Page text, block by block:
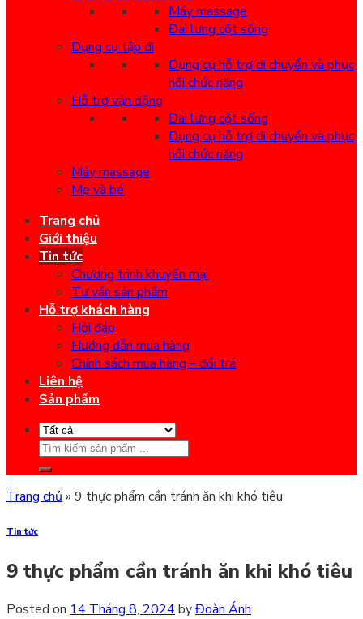
Máy massage
Đai lưng cột sống
Dụng cụ tập đi
Dụng cụ hỗ trợ di chuyển và phục
hồi chức năng
Hỗ trợ vận động
Đai lưng cột sống
Dụng cụ hỗ trợ di chuyển và phục
hồi chức năng
Máy massage
Mẹ và bé
Trang chủ
Giới thiệu
Tin tức
Chương trình khuyến mại
Tư vấn sản phẩm
Hỗ trợ khách hàng
Hỏi đáp
Hướng dẫn mua hàng
Chính sách mua hàng – đổi trả
Liên hệ
Sản phẩm
Search
for:
Trang chủ » 9 thực phẩm cần tránh ăn khi khó tiêu
Tin tức
9 thực phẩm cần tránh ăn khi khó tiêu
Posted on 14 Tháng 8, 2024 byĐoàn Ánh